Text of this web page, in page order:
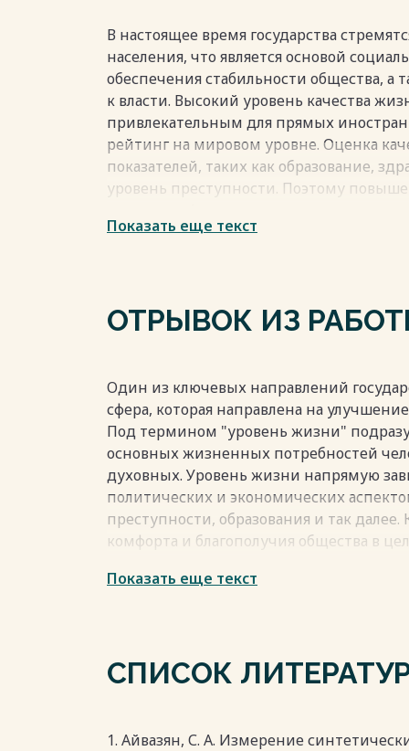
В настоящее время государства
населения, что является основой
обеспечения стабильности общества,
к власти. Высокий уровень качества
привлекательным для прямых
рейтинг на мировом уровне. Оценка
показателей, таких как образование,
уровень преступности. Поэтому
играет важную роль в этом процессе.
Показать еще текст
ОТРЫВОК ИЗ
Один из ключевых направлений
сфера, которая направлена на
Под термином "уровень жизни"
основных жизненных потребностей
духовных. Уровень жизни напрямую
политических и экономических
преступности, образования и так
комфорта и благополучия общества в
Определение уровня жизни важно для
всегда актуальна и является объектом
Показать еще текст
СПИСОК
1. Айвазян, С. А. Измерение